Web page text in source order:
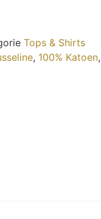
Tops & Shirts
, 100% Katoen,